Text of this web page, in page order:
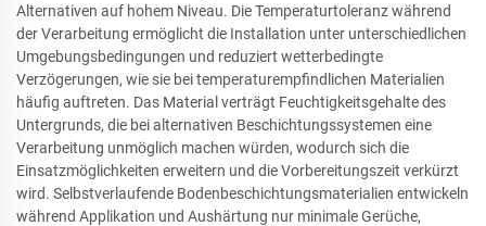
Alternativen auf hohem Niveau. Die Temperaturtoleranz während
der Verarbeitung ermöglicht die Installation unter unterschiedlichen
Umgebungsbedingungen und reduziert wetterbedingte
Verzögerungen, wie sie bei temperaturempfindlichen Materialien
häufig auftreten. Das Material verträgt Feuchtigkeitsgehalte des
Untergrunds, die bei alternativen Beschichtungssystemen eine
Verarbeitung unmöglich machen würden, wodurch sich die
Einsatzmöglichkeiten erweitern und die Vorbereitungszeit verkürzt
wird. Selbstverlaufende Bodenbeschichtungsmaterialien entwickeln
während Applikation und Aushärtung nur minimale Gerüche,